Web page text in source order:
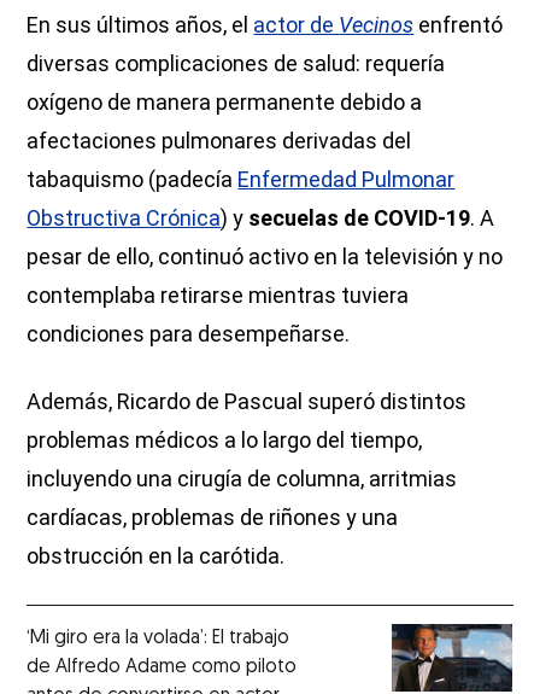
En sus últimos años, el actor de Vecinos enfrentó
diversas complicaciones de salud: requería
oxígeno de manera permanente debido a
afectaciones pulmonares derivadas del
tabaquismo (padecía Enfermedad Pulmonar
Obstructiva Crónica) y secuelas de COVID-19. A
pesar de ello, continuó activo en la televisión y no
contemplaba retirarse mientras tuviera
condiciones para desempeñarse.
Además, Ricardo de Pascual superó distintos
problemas médicos a lo largo del tiempo,
incluyendo una cirugía de columna, arritmias
cardíacas, problemas de riñones y una
obstrucción en la carótida.
‘Mi giro era la volada’: El trabajo
de Alfredo Adame como piloto